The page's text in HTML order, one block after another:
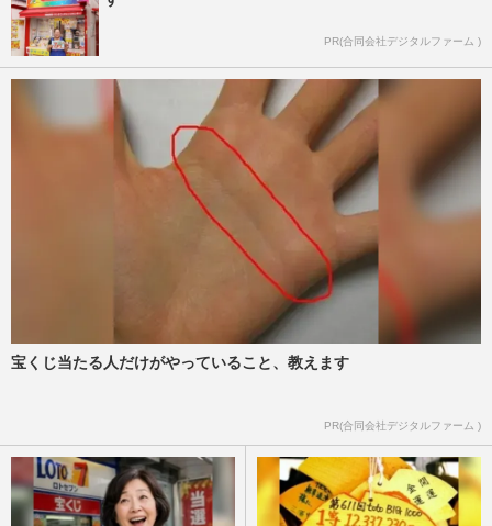
PR(合同会社デジタルファーム )
宝くじ当たる人だけがやっていること、教えます
PR(合同会社デジタルファーム )